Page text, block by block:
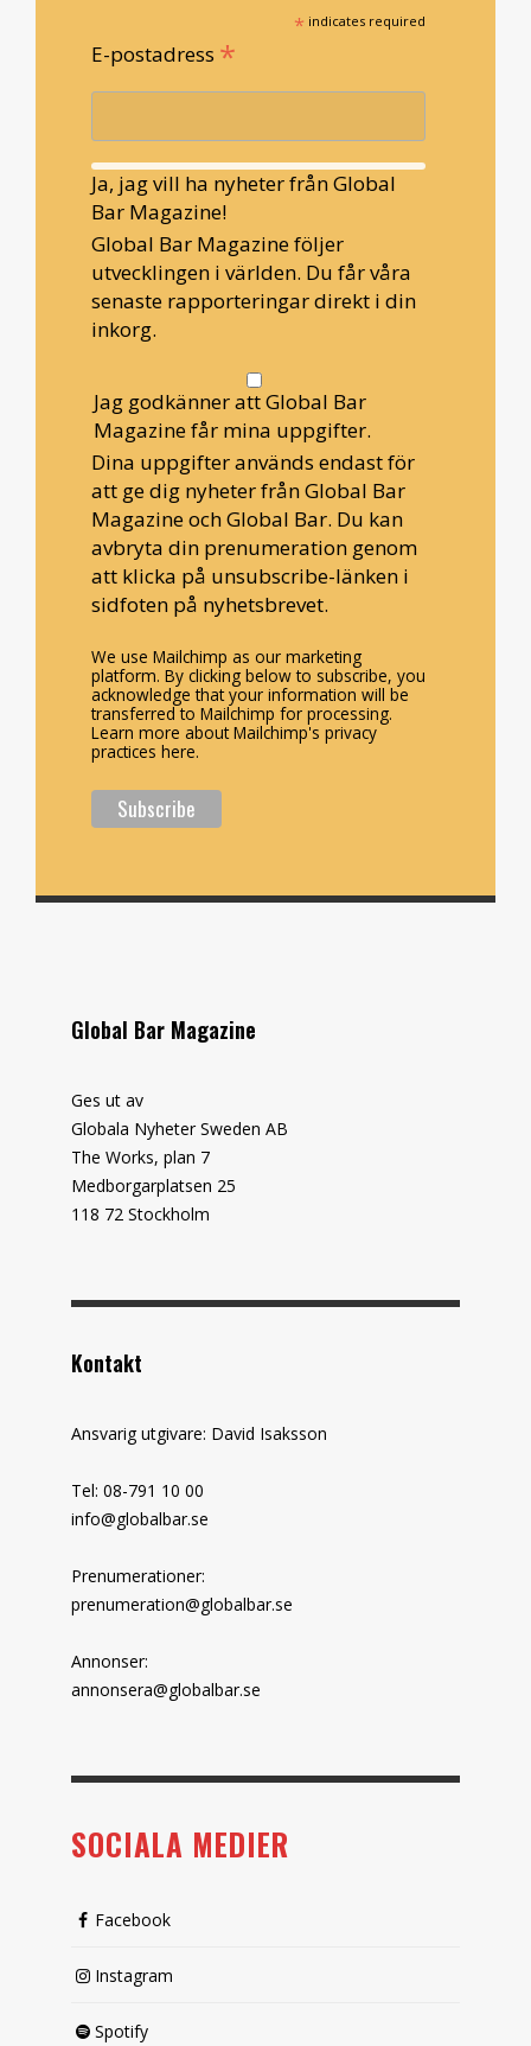
* indicates required
E-postadress *
Ja, jag vill ha nyheter från Global
Bar Magazine!
Global Bar Magazine följer
utvecklingen i världen. Du får våra
senaste rapporteringar direkt i din
inkorg.
Jag godkänner att Global Bar
Magazine får mina uppgifter.
Dina uppgifter används endast för
att ge dig nyheter från Global Bar
Magazine och Global Bar. Du kan
avbryta din prenumeration genom
att klicka på unsubscribe-länken i
sidfoten på nyhetsbrevet.
We use Mailchimp as our marketing
platform. By clicking below to subscribe, you
acknowledge that your information will be
transferred to Mailchimp for processing.
Learn more about Mailchimp's privacy
practices here.
Global Bar Magazine
Ges ut av
Globala Nyheter Sweden AB
The Works, plan 7
Medborgarplatsen 25
118 72 Stockholm
Kontakt
Ansvarig utgivare: David Isaksson
Tel: 08-791 10 00
info@globalbar.se
Prenumerationer:
prenumeration@globalbar.se
Annonser:
annonsera@globalbar.se
SOCIALA MEDIER
Facebook
Instagram
Spotify